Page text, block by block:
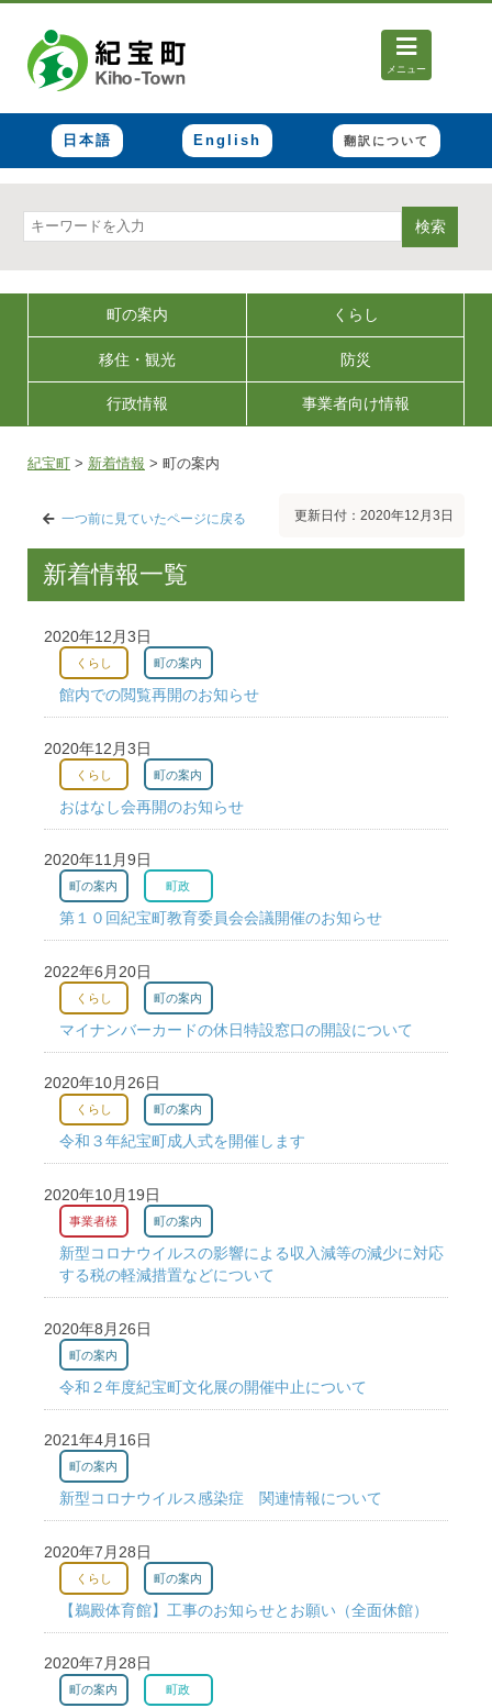
メニュー
日本語 English 翻訳について
検索
町の案内 くらし
移住・観光 防災
行政情報 事業者向け情報
紀宝町 > 新着情報 > 町の案内
一つ前に見ていたページに戻る 更新日付：2020年12月3日
新着情報一覧
2020年12月3日
くらし 町の案内
館内での閲覧再開のお知らせ
2020年12月3日
くらし 町の案内
おはなし会再開のお知らせ
2020年11月9日
町の案内 町政
第１０回紀宝町教育委員会会議開催のお知らせ
2022年6月20日
くらし 町の案内
マイナンバーカードの休日特設窓口の開設について
2020年10月26日
くらし 町の案内
令和３年紀宝町成人式を開催します
2020年10月19日
事業者様 町の案内
新型コロナウイルスの影響による収入減等の減少に対応
する税の軽減措置などについて
2020年8月26日
町の案内
令和２年度紀宝町文化展の開催中止について
2021年4月16日
町の案内
新型コロナウイルス感染症 関連情報について
2020年7月28日
くらし 町の案内
【鵜殿体育館】工事のお知らせとお願い（全面休館）
2020年7月28日
町の案内 町政